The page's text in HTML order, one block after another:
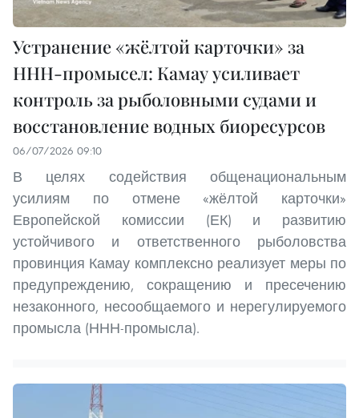
Устранение «жёлтой карточки» за
ННН-промысел: Камау усиливает
контроль за рыболовными судами и
восстановление водных биоресурсов
06/07/2026 09:10
В целях содействия общенациональным
усилиям по отмене «жёлтой карточки»
Европейской комиссии (ЕК) и развитию
устойчивого и ответственного рыболовства
провинция Камау комплексно реализует меры по
предупреждению, сокращению и пресечению
незаконного, несообщаемого и нерегулируемого
промысла (ННН-промысла).